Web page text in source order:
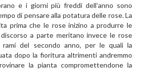
e i giorni più freddi dell’anno sono
di pensare alla potatura delle rose. La
prima che le rose inizino a produrre le
a parte meritano invece le rose
del secondo anno, per le quali la
dopo la fioritura altrimenti andremmo
la pianta compromettendone la